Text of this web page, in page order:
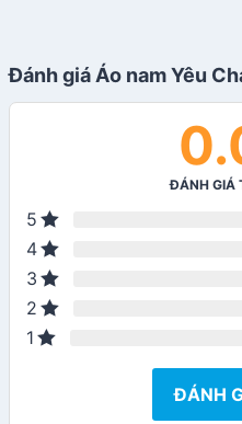
Đánh giá Áo nam Yêu
ĐÁNH GIÁ
5
4
3
2
1
ĐÁNH